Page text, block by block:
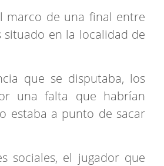
marco de una final entre
en la localidad de
que se disputaba, los
una falta que habrían
estaba a punto de sacar
sociales, el jugador que